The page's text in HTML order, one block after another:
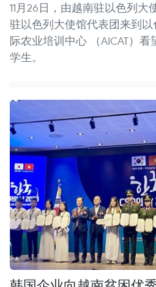
11月26日，由越南驻以色列
驻以色列大使馆代表团来到
际农业培训中心 （AICAT）
学生。